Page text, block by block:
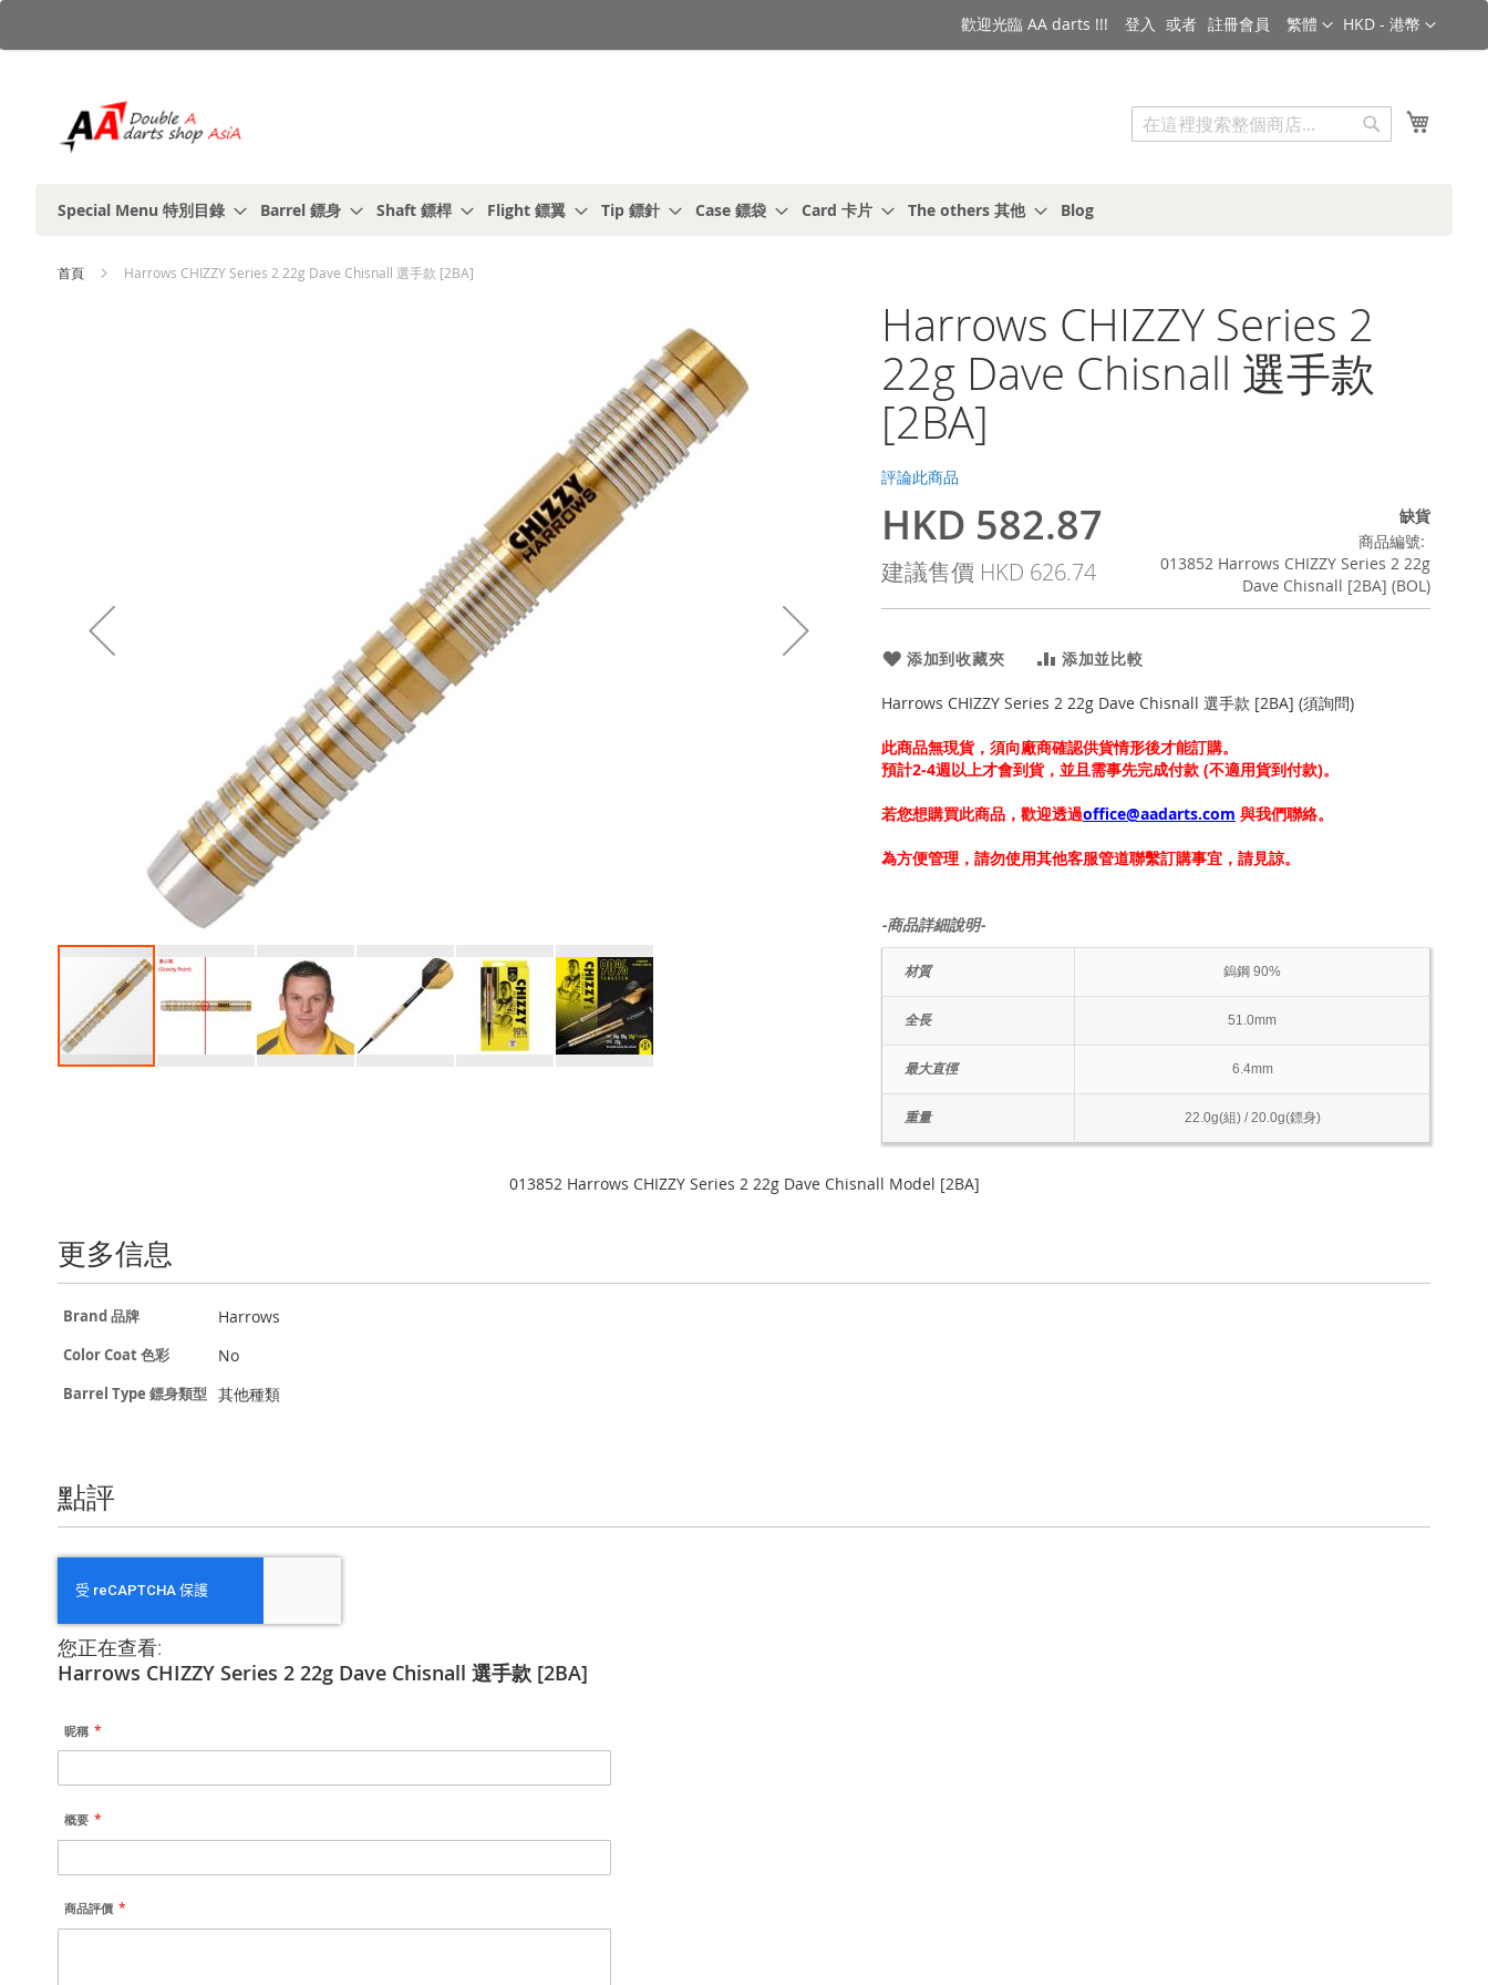
到
金額
HKD - 港幣
語言
繁體
歡迎光臨 AA darts !!! 登入 註冊會員
搜索
Special Menu 特別目錄
Barrel 鏢身 Shaft 鏢桿 Flight 鏢翼 Tip 鏢針 Case 鏢袋 Card 卡片 The others 其他 Blog
首頁 Harrows CHIZZY Series 2 22g Dave Chisnall 選手款 [2BA]
Harrows CHIZZY Series 2
22g Dave Chisnall 選手款
[2BA]
評論此商品
特
殊
價
HKD 582.87
建議售價 HKD 626.74
缺貨
商品編號
013852 Harrows CHIZZY Series 2 22g
Dave Chisnall [2BA] (BOL)
添加到收藏夾 添加並比較
Harrows CHIZZY Series 2 22g Dave Chisnall 選手款 [2BA] (須詢問)
此商品無現貨，須向廠商確認供貨情形後才能訂購。
預計2-4週以上才會到貨，並且需事先完成付款 (不適用貨到付款)。
若您想購買此商品，歡迎透過office@aadarts.com 與我們聯絡。
為方便管理，請勿使用其他客服管道聯繫訂購事宜，請見諒。
-商品詳細說明-
材質 鎢鋼 90%
全長 51.0mm
最大直徑 6.4mm
重量 22.0g(組) / 20.0g(鏢身)
013852 Harrows CHIZZY Series 2 22g Dave Chisnall Model [2BA]
更多信息
更
信
Brand 品牌 Harrows
Color Coat 色彩 No
Barrel Type 鏢身類型 其他種類
點評
您正在查看:
Harrows CHIZZY Series 2 22g Dave Chisnall 選手款 [2BA]
昵稱
概要
商品評價